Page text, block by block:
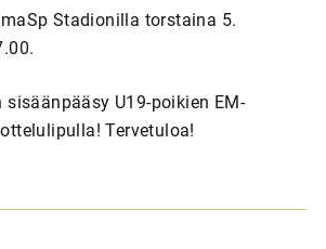
Stadionilla torstaina 5.
U19-poikien EM-
Tervetuloa!